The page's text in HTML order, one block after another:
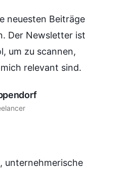
neuesten Beiträge
Der Newsletter ist
um zu scannen,
relevant sind.
unternehmerische